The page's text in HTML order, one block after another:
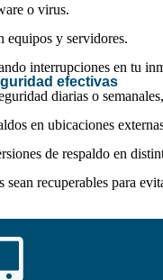
o virus.
equipos y servidores.
interrupciones en tu
efectivas
diarias o semanales
en ubicaciones
de respaldo en
sean recuperables para